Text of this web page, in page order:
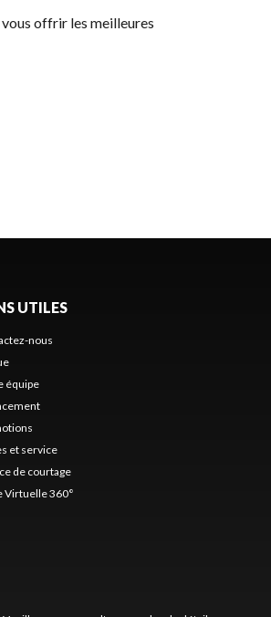
offrir les meilleures
UTILES
nous
équipe
et service
de courtage
Virtuelle 360°